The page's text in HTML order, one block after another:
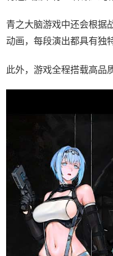
青之大脑游戏中还会根据
动画，每段演出都具有独
此外，游戏全程搭载高品